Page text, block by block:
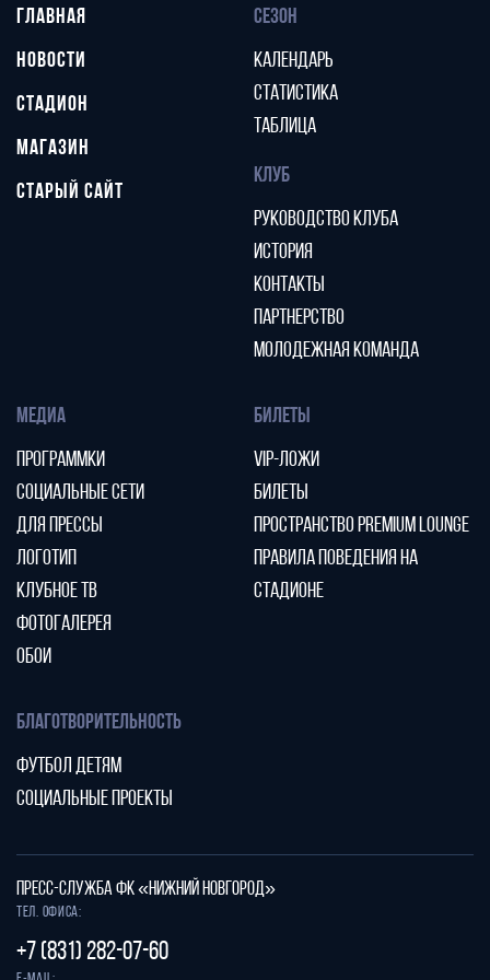
ГЛАВНАЯ
НОВОСТИ
СТАДИОН
МАГАЗИН
СТАРЫЙ САЙТ
СЕЗОН
КАЛЕНДАРЬ
СТАТИСТИКА
ТАБЛИЦА
КЛУБ
РУКОВОДСТВО КЛУБА
ИСТОРИЯ
КОНТАКТЫ
ПАРТНЕРСТВО
МОЛОДЕЖНАЯ КОМАНДА
МЕДИА
ПРОГРАММКИ
СОЦИАЛЬНЫЕ СЕТИ
ДЛЯ ПРЕССЫ
ЛОГОТИП
КЛУБНОЕ ТВ
ФОТОГАЛЕРЕЯ
ОБОИ
БИЛЕТЫ
VIP-ЛОЖИ
БИЛЕТЫ
ПРОСТРАНСТВО PREMIUM LOUNGE
ПРАВИЛА ПОВЕДЕНИЯ НА
СТАДИОНЕ
БЛАГОТВОРИТЕЛЬНОСТЬ
ФУТБОЛ ДЕТЯМ
СОЦИАЛЬНЫЕ ПРОЕКТЫ
ПРЕСС-СЛУЖБА ФК «НИЖНИЙ НОВГОРОД»
Тел. офиса:
+7 (831) 282-07-60